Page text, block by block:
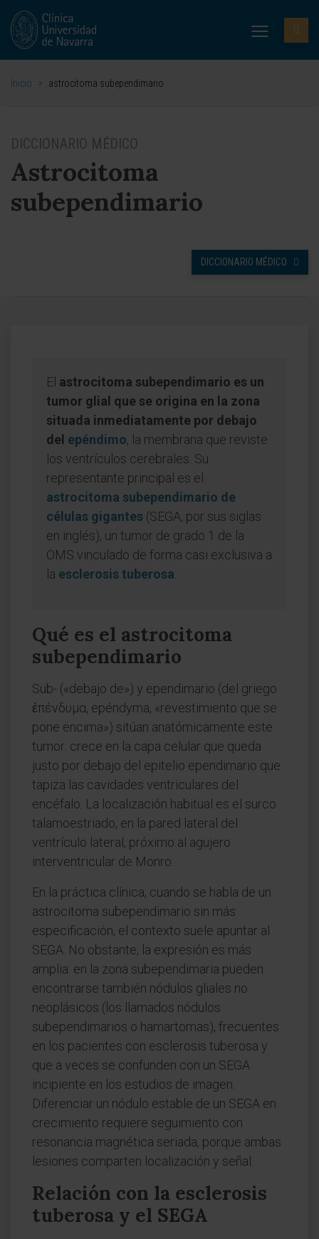
Inicio > astrocitoma subependimario
DICCIONARIO MÉDICO
Astrocitoma
subependimario
DICCIONARIO MÉDICO
El astrocitoma subependimario es un
tumor glial que se origina en la zona
situada inmediatamente por debajo
del epéndimo, la membrana que reviste
los ventrículos cerebrales. Su
representante principal es el
astrocitoma subependimario de
células gigantes (SEGA, por sus siglas
en inglés), un tumor de grado 1 de la
OMS vinculado de forma casi exclusiva a
la esclerosis tuberosa
Qué es el astrocitoma
subependimario
Sub- («debajo de») y ependimario (del griego
ἐπένδυμα, epéndyma, «revestimiento que se
pone encima») sitúan anatómicamente este
tumor: crece en la capa celular que queda
justo por debajo del epitelio ependimario que
tapiza las cavidades ventriculares del
encéfalo. La localización habitual es el surco
talamoestriado, en la pared lateral del
ventrículo lateral, próximo al agujero
interventricular de Monro.
En la práctica clínica, cuando se habla de un
astrocitoma subependimario sin más
especificación, el contexto suele apuntar al
SEGA. No obstante, la expresión es más
amplia: en la zona subependimaria pueden
encontrarse también nódulos gliales no
neoplásicos (los llamados nódulos
subependimarios o hamartomas), frecuentes
en los pacientes con esclerosis tuberosa y
que a veces se confunden con un SEGA
incipiente en los estudios de imagen.
Diferenciar un nódulo estable de un SEGA en
crecimiento requiere seguimiento con
resonancia magnética seriada, porque ambas
lesiones comparten localización y señal.
Relación con la esclerosis
tuberosa y el SEGA